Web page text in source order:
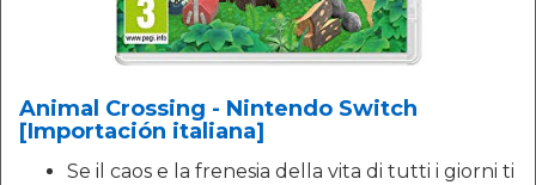
Animal Crossing - Nintendo Switch
[Importación italiana]
Se il caos e la frenesia della vita di tutti i giorni ti